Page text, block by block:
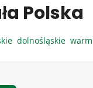
Polska
dolnośląskie